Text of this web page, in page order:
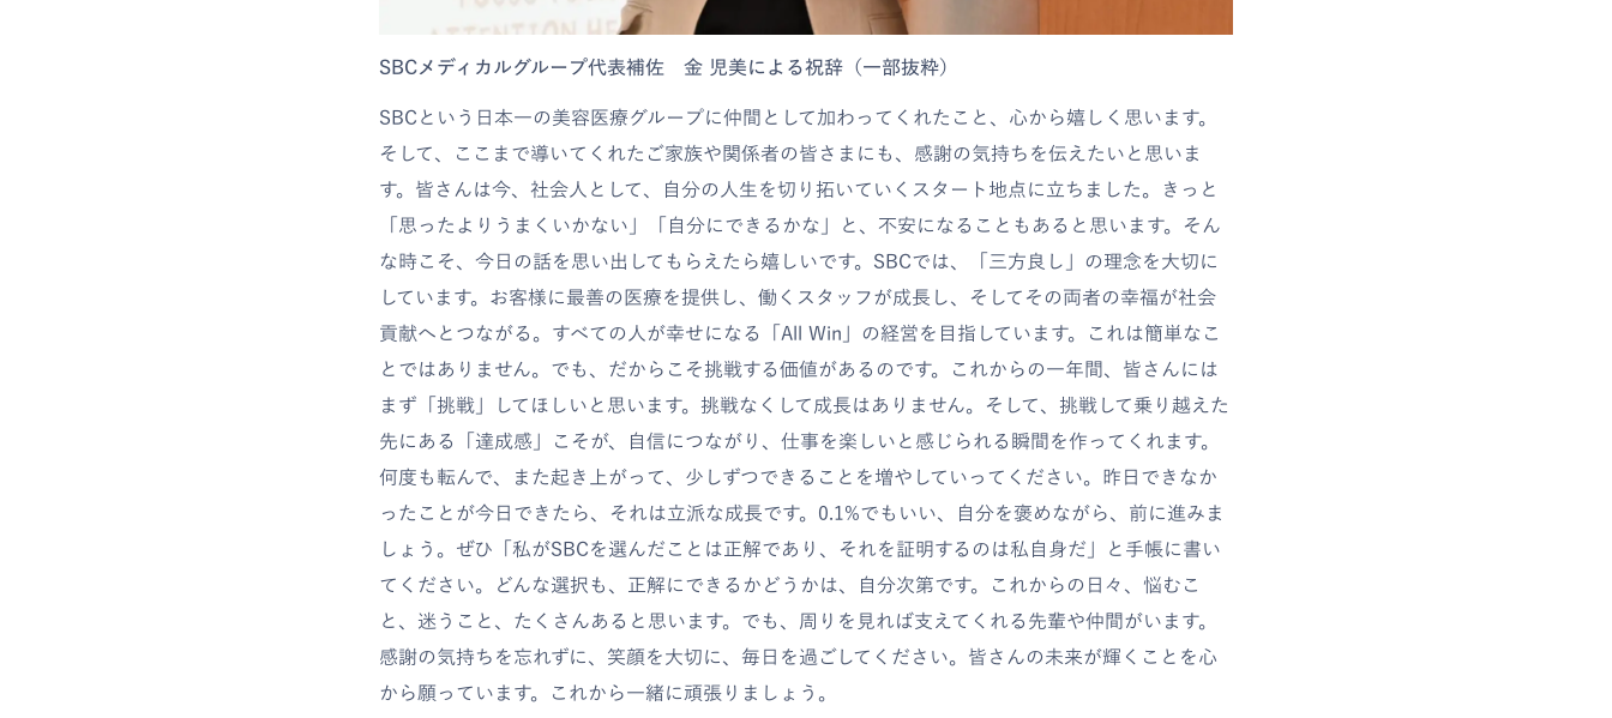
SBCメディカルグループ代表補佐 金 児美による祝辞（一部抜粋）
SBCという日本一の美容医療グループに仲間として加わってくれたこと、心から嬉しく思います。
そして、ここまで導いてくれたご家族や関係者の皆さまにも、感謝の気持ちを伝えたいと思いま
す。皆さんは今、社会人として、自分の人生を切り拓いていくスタート地点に立ちました。きっと
「思ったよりうまくいかない」「自分にできるかな」と、不安になることもあると思います。そん
な時こそ、今日の話を思い出してもらえたら嬉しいです。SBCでは、「三方良し」の理念を大切に
しています。お客様に最善の医療を提供し、働くスタッフが成長し、そしてその両者の幸福が社会
貢献へとつながる。すべての人が幸せになる「All Win」の経営を目指しています。これは簡単なこ
とではありません。でも、だからこそ挑戦する価値があるのです。これからの一年間、皆さんには
まず「挑戦」してほしいと思います。挑戦なくして成長はありません。そして、挑戦して乗り越えた
先にある「達成感」こそが、自信につながり、仕事を楽しいと感じられる瞬間を作ってくれます。
何度も転んで、また起き上がって、少しずつできることを増やしていってください。昨日できなか
ったことが今日できたら、それは立派な成長です。0.1%でもいい、自分を褒めながら、前に進みま
しょう。ぜひ「私がSBCを選んだことは正解であり、それを証明するのは私自身だ」と手帳に書い
てください。どんな選択も、正解にできるかどうかは、自分次第です。これからの日々、悩むこ
と、迷うこと、たくさんあると思います。でも、周りを見れば支えてくれる先輩や仲間がいます。
感謝の気持ちを忘れずに、笑顔を大切に、毎日を過ごしてください。皆さんの未来が輝くことを心
から願っています。これから一緒に頑張りましょう。